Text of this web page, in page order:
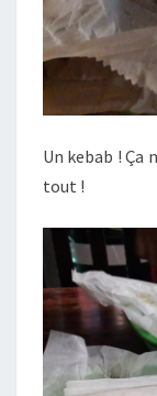
Un kebab ! Ça
tout !